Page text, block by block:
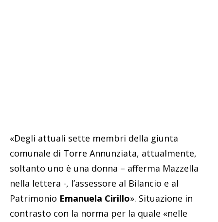
«Degli attuali sette membri della giunta
comunale di Torre Annunziata, attualmente,
soltanto uno è una donna – afferma Mazzella
nella lettera -, l’assessore al Bilancio e al
Patrimonio Emanuela Cirillo». Situazione in
contrasto con la norma per la quale «nelle